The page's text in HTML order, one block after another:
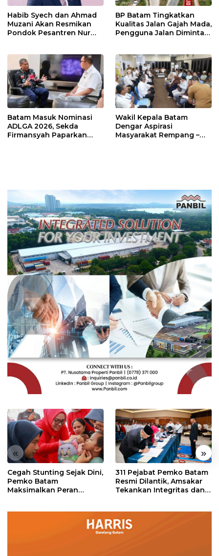
Habib Syech dan Ahmad
Muzani Akan Resmikan
Pondok Pesantren Nur
BP Batam Tingkatkan
Kualitas Jalan Gajah Mada,
Pengguna Jalan Diminta
Batam Masuk Nominasi
ADLGA 2026, Sekda
Firmansyah Paparkan
Wakil Kepala Batam
Dengar Aspirasi
Masyarakat Rempang –
« »
Cegah Stunting Sejak Dini,
Pemko Batam
Maksimalkan Peran
311 Pejabat Pemko Batam
Resmi Dilantik, Amsakar
Tekankan Integritas dan